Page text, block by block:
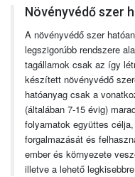
Növényvédő szer
A növényvédő szer
legszigorúbb rendszere
tagállamok csak az így
készített növényvédő
hatóanyag csak a
(általában 7-15 évig)
folyamatok együttes
forgalmazását és
ember és környezete
illetve a lehető